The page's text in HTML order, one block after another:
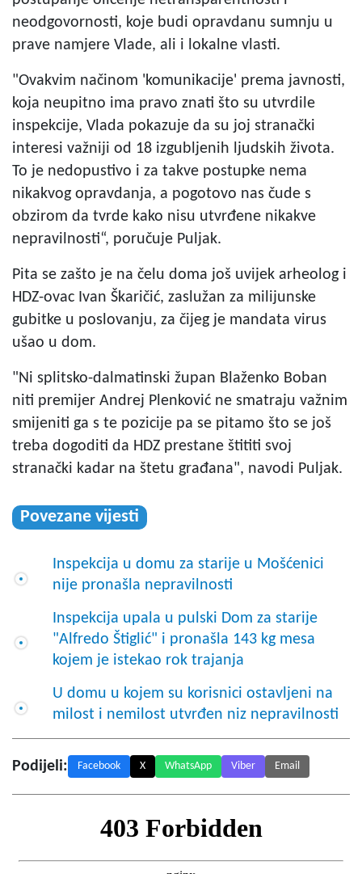
neodgovornosti, koje budi opravdanu sumnju u
prave namjere Vlade, ali i lokalne vlasti.
"Ovakvim načinom 'komunikacije' prema javnosti,
koja neupitno ima pravo znati što su utvrdile
inspekcije, Vlada pokazuje da su joj stranački
interesi važniji od 18 izgubljenih ljudskih života.
To je nedopustivo i za takve postupke nema
nikakvog opravdanja, a pogotovo nas čude s
obzirom da tvrde kako nisu utvrđene nikakve
nepravilnosti“, poručuje Puljak.
Pita se zašto je na čelu doma još uvijek arheolog i
HDZ-ovac Ivan Škaričić, zaslužan za milijunske
gubitke u poslovanju, za čijeg je mandata virus
ušao u dom.
"Ni splitsko-dalmatinski župan Blaženko Boban
niti premijer Andrej Plenković ne smatraju važnim
smijeniti ga s te pozicije pa se pitamo što se još
treba dogoditi da HDZ prestane štititi svoj
stranački kadar na štetu građana", navodi Puljak.
Povezane vijesti
Inspekcija u domu za starije u Mošćenici
nije pronašla nepravilnosti
Inspekcija upala u pulski Dom za starije
"Alfredo Štiglić" i pronašla 143 kg mesa
kojem je istekao rok trajanja
U domu u kojem su korisnici ostavljeni na
milost i nemilost utvrđen niz nepravilnosti
Podijeli: Facebook X WhatsApp Viber Email